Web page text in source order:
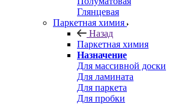
Глянцевая
Паркетная химия
Назад
Паркетная химия
Назначение
Для массивной доски
Для ламината
Для паркета
Для пробки